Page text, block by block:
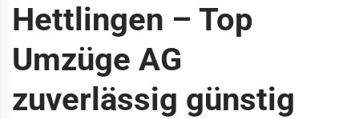
Hettlingen – Top
Umzüge AG
zuverlässig günstig